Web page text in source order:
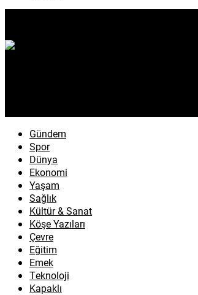
Gündem
Spor
Dünya
Ekonomi
Yaşam
Sağlık
Kültür & Sanat
Köşe Yazıları
Çevre
Eğitim
Emek
Teknoloji
Kapaklı